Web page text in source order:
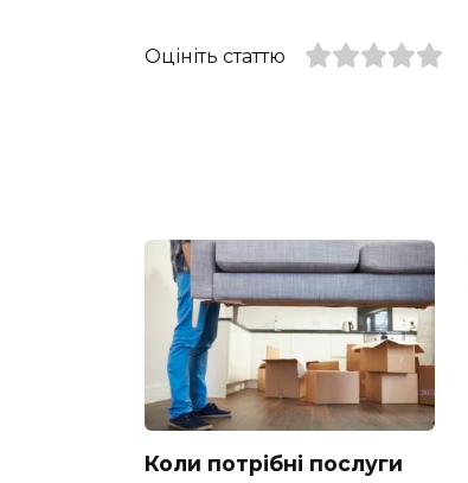
Оцініть статтю
Коли потрібні послуги